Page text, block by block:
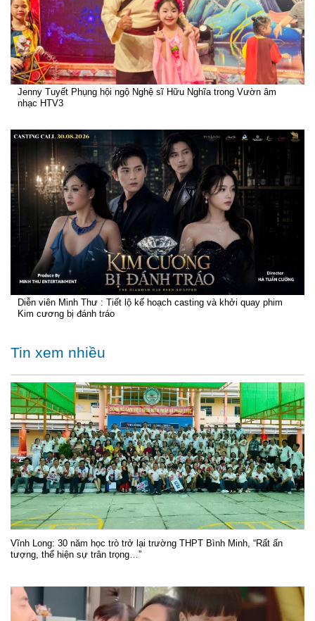
Jenny Tuyết Phụng hội ngộ Nghệ sĩ Hữu Nghĩa trong Vườn âm
nhạc HTV3
Diễn viên Minh Thư : Tiết lộ kế hoạch casting và khởi quay phim
Kim cương bị đánh tráo
Tin xem nhiều
Vĩnh Long: 30 năm học trò trở lại trường THPT Bình Minh, “Rất ấn
tượng, thể hiện sự trân trọng…”